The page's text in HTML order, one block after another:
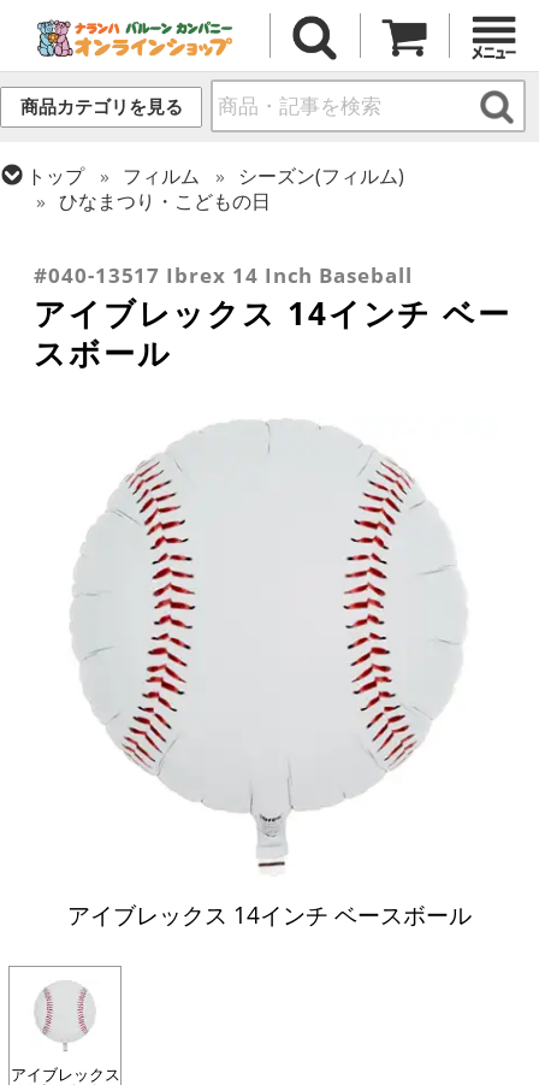
商品カテゴリを見る
トップ フィルム
シーズン(フィルム)
ひなまつり・こどもの日
アイブレックス
#040-13517 Ibrex 14 Inch Baseball
アイブレックス 14インチ ベー
スボール
アイブレックス 14インチ ベースボール
アイブレックス